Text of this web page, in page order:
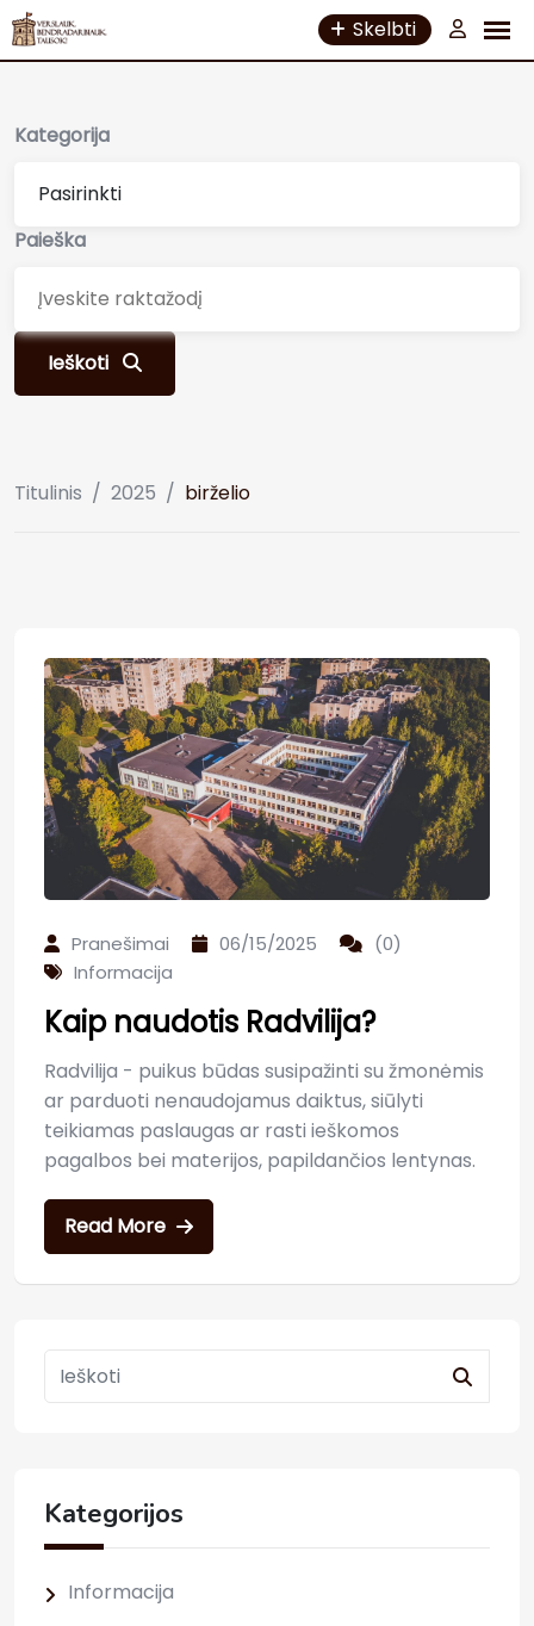
Skip
to
content
Skelbti
Kategorija
Paieška
Ieškoti
Titulinis / 2025 / birželio
Pranešimai 06/15/2025
(0)
Informacija
Kaip naudotis Radvilija?
Radvilija - puikus būdas susipažinti su žmonėmis
ar parduoti nenaudojamus daiktus, siūlyti
teikiamas paslaugas ar rasti ieškomos
pagalbos bei materijos, papildančios lentynas.
Read More
Kategorijos
Informacija